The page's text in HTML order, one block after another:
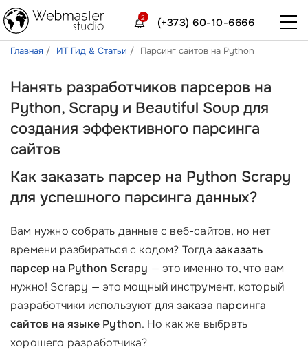
(+373) 60-10-6666
2
Главная ИТ Гид & Статьи Парсинг сайтов на Python
Нанять разработчиков парсеров на
Python, Scrapy и Beautiful Soup для
создания эффективного парсинга
сайтов
Как заказать парсер на Python Scrapy
для успешного парсинга данных?
Вам нужно собрать данные с веб-сайтов, но нет
времени разбираться с кодом? Тогда заказать
парсер на Python Scrapy — это именно то, что вам
нужно! Scrapy — это мощный инструмент, который
разработчики используют для заказа парсинга
сайтов на языке Python. Но как же выбрать
хорошего разработчика?